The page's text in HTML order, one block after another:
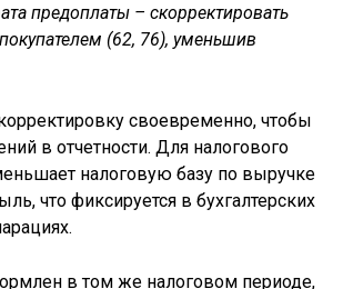
предоплаты – скорректировать
(62, 76), уменьшив
своевременно, чтобы
в отчетности. Для налогового
налоговую базу по выручке
что фиксируется в бухгалтерских
в том же налоговом периоде,